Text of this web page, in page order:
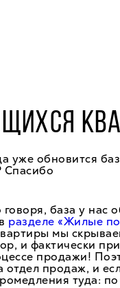
уже обновится
Спасибо
база у нас
разделе «Жилые
мы
и фактически
продажи!
отдел продаж, и
туда: